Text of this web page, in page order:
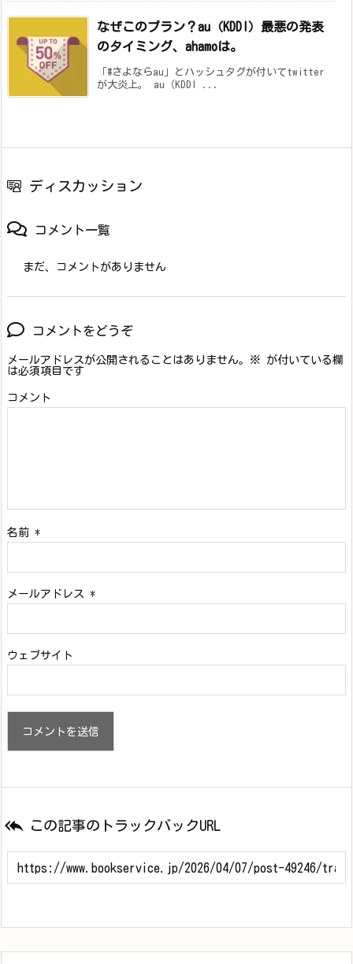
なぜこのプラン？au（KDDI）最悪の発表
のタイミング、ahamoは。
「#さよならau」とハッシュタグが付いてtwitter
が大炎上。 au（KDDI ...
ディスカッション
コメント一覧
まだ、コメントがありません
コメントをどうぞ
メールアドレスが公開されることはありません。 ※ が付いている欄
は必須項目です
コメント
名前 *
メールアドレス *
ウェブサイト
 この記事のトラックバックURL